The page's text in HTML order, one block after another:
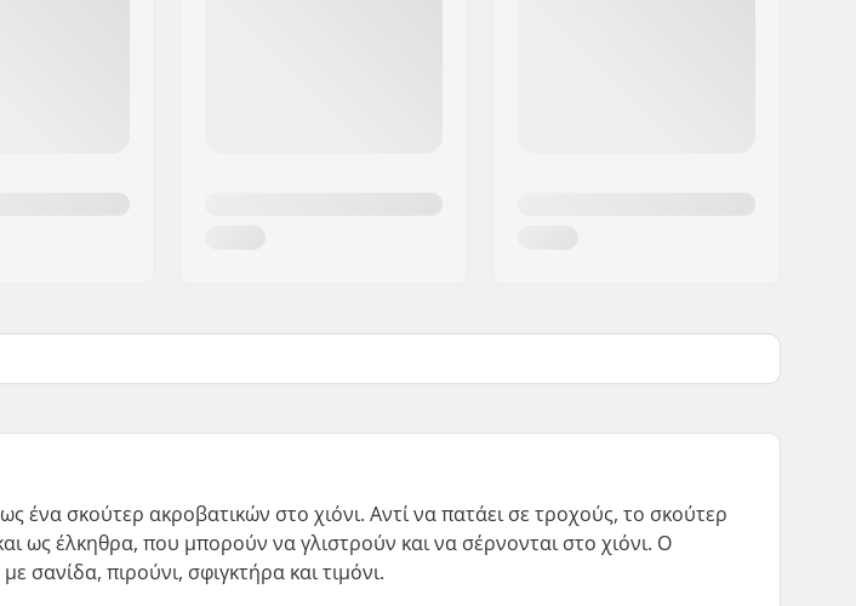
ένα σκούτερ ακροβατικών στο χιόνι. Αντί να πατάει σε τροχούς, το σκούτερ
ως έλκηθρα, που μπορούν να γλιστρούν και να σέρνονται στο χιόνι. Ο
σανίδα, πιρούνι, σφιγκτήρα και τιμόνι.